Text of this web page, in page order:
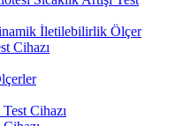
İletilebilirlik Ölçer
Cihazı
Cihazı